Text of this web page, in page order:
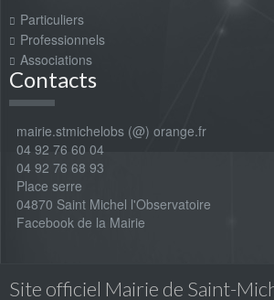
Particuliers
Professionnels
Associations
Contacts
mairie.stmichelobs (@) orange.fr
04 92 76 60 04
04 92 76 68 93
Place serre
04870 Saint Michel l'Observatoire
Facebook de la Mairie
Site officiel Mairie de Saint-